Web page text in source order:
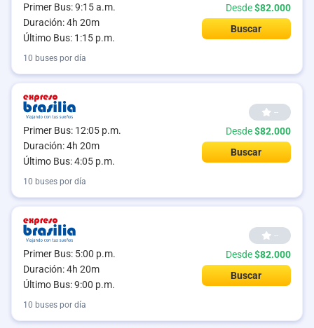
Primer Bus: 9:15 a.m.
Duración: 4h 20m
Último Bus: 1:15 p.m.
Desde$82.000
Buscar
10 buses por día
Primer Bus: 12:05 p.m.
Duración: 4h 20m
Último Bus: 4:05 p.m.
--
Desde$82.000
Buscar
10 buses por día
Primer Bus: 5:00 p.m.
Duración: 4h 20m
Último Bus: 9:00 p.m.
--
Desde$82.000
Buscar
10 buses por día